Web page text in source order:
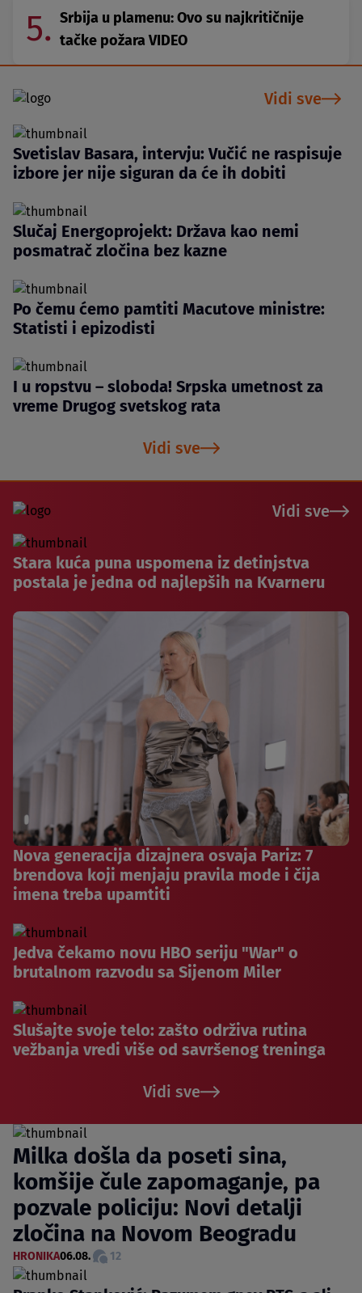
5. Srbija u plamenu: Ovo su najkritičnije
tačke požara VIDEO
Vidi sve
Svetislav Basara, intervju: Vučić ne raspisuje
izbore jer nije siguran da će ih dobiti
Slučaj Energoprojekt: Država kao nemi
posmatrač zločina bez kazne
Po čemu ćemo pamtiti Macutove ministre:
Statisti i epizodisti
I u ropstvu – sloboda! Srpska umetnost za
vreme Drugog svetskog rata
Vidi sve
Vidi sve
Stara kuća puna uspomena iz detinjstva
postala je jedna od najlepših na Kvarneru
Nova generacija dizajnera osvaja Pariz: 7
brendova koji menjaju pravila mode i čija
imena treba upamtiti
Jedva čekamo novu HBO seriju "War" o
brutalnom razvodu sa Sijenom Miler
Slušajte svoje telo: zašto održiva rutina
vežbanja vredi više od savršenog treninga
Vidi sve
Milka došla da poseti sina,
komšije čule zapomaganje, pa
pozvale policiju: Novi detalji
zločina na Novom Beogradu
HRONIKA06.08. 12